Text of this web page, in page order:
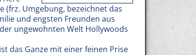
(frz. Umgebung, bezeichnet das
und engsten Freunden aus
ungewohnten Welt Hollywoods
das Ganze mit einer feinen Prise